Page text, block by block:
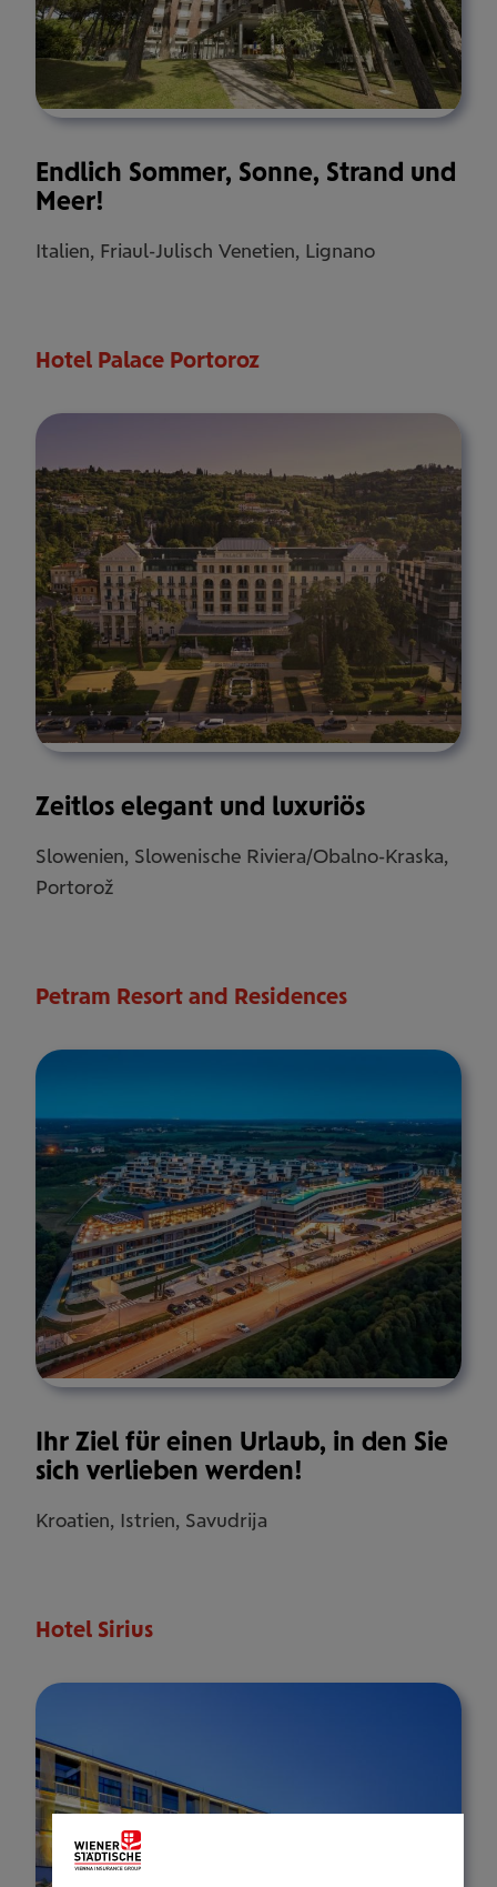
Endlich Sommer, Sonne, Strand und
Meer!
Italien, Friaul-Julisch Venetien, Lignano
Hotel Palace Portoroz
Zeitlos elegant und luxuriös
Slowenien, Slowenische Riviera/Obalno-Kraska,
Portorož
Petram Resort and Residences
Ihr Ziel für einen Urlaub, in den Sie
sich verlieben werden!
Kroatien, Istrien, Savudrija
Hotel Sirius